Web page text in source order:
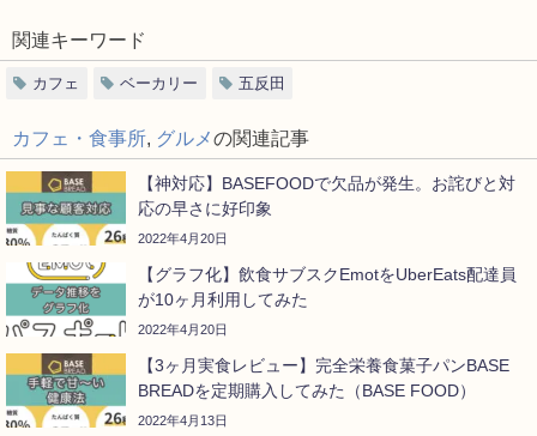
関連キーワード
カフェ ベーカリー 五反田
カフェ・食事所 グルメの関連記事
【神対応】BASEFOODで欠品が発生。お詫びと対
応の早さに好印象
2022年4月20日
【グラフ化】飲食サブスクEmotをUberEats配達員
が10ヶ月利用してみた
2022年4月20日
【3ヶ月実食レビュー】完全栄養食菓子パンBASE
BREADを定期購入してみた（BASE FOOD）
2022年4月13日